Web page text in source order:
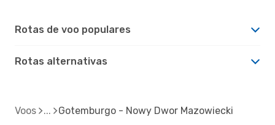
Rotas de voo populares
Rotas alternativas
Voos Gotemburgo - Nowy Dwor Mazowiecki